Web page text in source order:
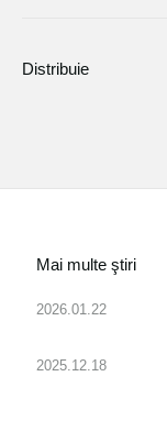
Distribuie
Mai multe ştiri
2026.01.22
2025.12.18